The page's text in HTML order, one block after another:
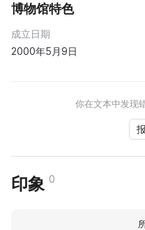
博物馆特色
成立日期
2000年5月9日
你在文本中发现
印象 0